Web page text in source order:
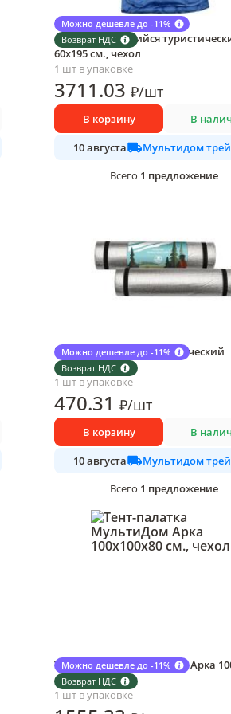
Можно дешевле до -11%
Возврат НДС
Матрас МультиДом Соты
самонадувающийся
60х195 см., чехол
1 шт в упаковке
3711.03 ₽/шт
В корзину В
10 августа
Мультидом
Всего 1 предложение
Можно дешевле до -11%
Возврат НДС
Коврик Multidom туристический
180х50х0,6 см.
1 шт в упаковке
470.31 ₽/шт
В корзину В
10 августа
Мультидом
Всего 1 предложение
Можно дешевле до -11%
Возврат НДС
Тент-палатка МультиДом Арка
см., чехол
1 шт в упаковке